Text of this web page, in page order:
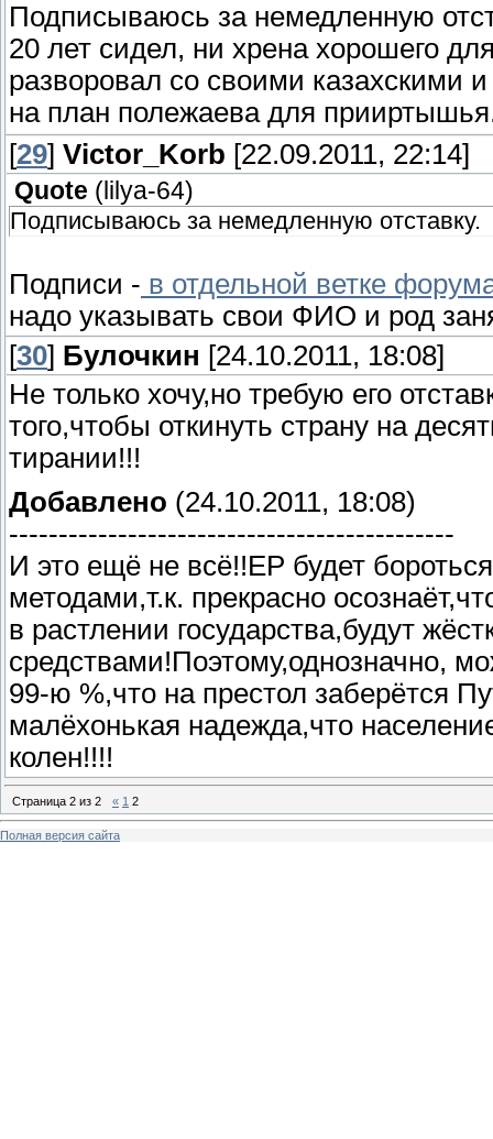
Подписываюсь за немедленную
20 лет сидел, ни хрена хорошего
разворовал со своими казахскими
на план полежаева для
[29] Victor_Korb [22.09.2011, 22:14]
Quote ( lilya-64)
Подписываюсь за немедленную отставку.
Подписи - в отдельной ветке
надо указывать свои ФИО и род
[30] Булочкин [24.10.2011, 18:08]
Не только хочу,но требую его
того,чтобы откинуть страну на
тирании!!!
Добавлено (24.10.2011, 18:08)
---------------------------------------------
И это ещё не всё!!ЕР будет
методами,т.к. прекрасно
в растлении государства,будут
средствами!Поэтому,однозначно,
99-ю %,что на престол заберётся
малёхонькая надежда,что
колен!!!!
Страница 2 из 2 « 1 2
Полная версия сайта